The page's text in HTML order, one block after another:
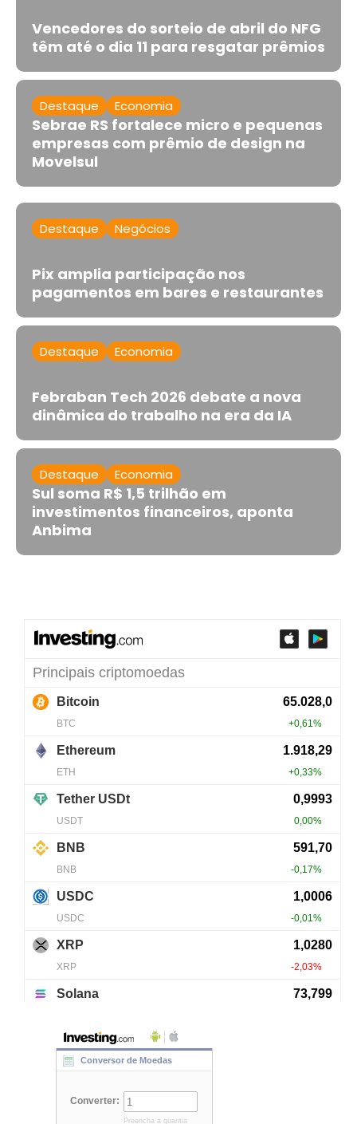
Vencedores do sorteio de abril do NFG
têm até o dia 11 para resgatar prêmios
Destaque Economia
Sebrae RS fortalece micro e pequenas
empresas com prêmio de design na
Movelsul
Destaque Negócios
Pix amplia participação nos
pagamentos em bares e restaurantes
Destaque Economia
Febraban Tech 2026 debate a nova
dinâmica do trabalho na era da IA
Destaque Economia
Sul soma R$ 1,5 trilhão em
investimentos financeiros, aponta
Anbima